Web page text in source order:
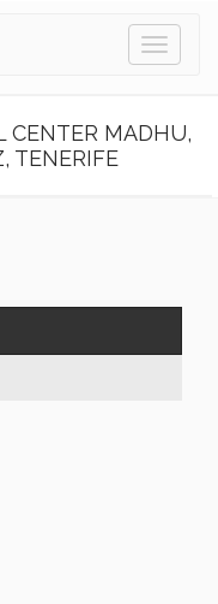
Toggle
CENTER MADHU,
TENERIFE